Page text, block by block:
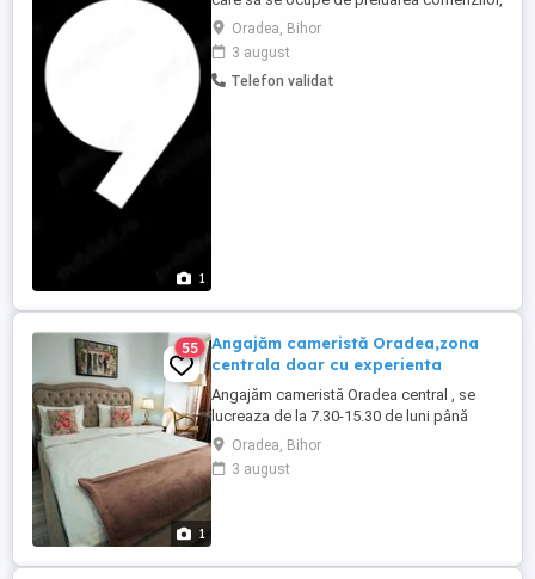
1
încasare și servirea clienților. Salariu: 4.700
5.100 lei brut lună Ce vei face: Preiei
comenzile de la clienți și încasezi
contravaloarea produselor Cunoști meniul
Oradea, Bihor
3 august
Telefon validat
1
55
Angajăm cameristă Oradea,zona
centrala doar cu experienta
Angajăm cameristă Oradea central , se
lucreaza de la 7.30-15.30 de luni până
vineri , salar 2500 lei in mana plus o masa
,cafea,apa,suc .
Oradea, Bihor
3 august